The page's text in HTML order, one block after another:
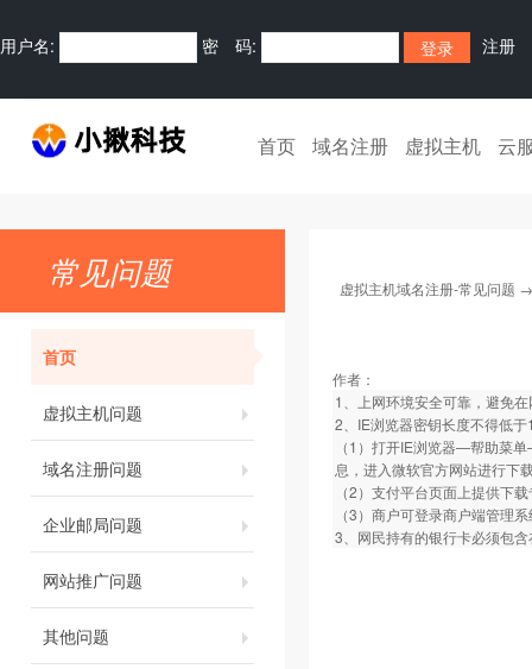
用户名: 密 码: 注册
首页 域名注册 虚拟主机 云
常见问题
首页
虚拟主机问题
域名注册问题
企业邮局问题
网站推广问题
其他问题
虚拟主机域名注册-常见问题
作者：
1、上网环境安全可靠，避免
2、IE浏览器密钥长度不得低
（1）打开IE浏览器—帮助菜
息，进入微软官方网站进行下
（2）支付平台页面上提供下
（3）商户可登录商户端管理
3、网民持有的银行卡必须包